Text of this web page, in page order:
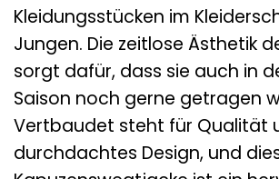
Kleidungsstücken im
Jungen. Die zeitlose Ästhetik
sorgt dafür, dass sie auch in
Saison noch gerne getragen
Vertbaudet steht für Qualität
durchdachtes Design, und